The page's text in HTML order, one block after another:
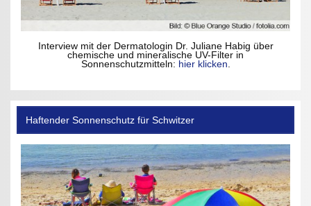
Interview mit der Dermatologin Dr. Juliane Habig über
chemische und mineralische UV-Filter in
Sonnenschutzmitteln: hier klicken.
Haftender Sonnenschutz für Schwitzer